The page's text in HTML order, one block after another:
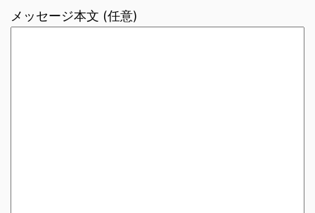
メッセージ本文 (任意)